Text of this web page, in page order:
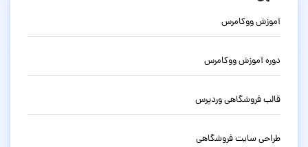
آموزش ووکامرس
دوره آموزش ووکامرس
قالب فروشگاهی وردپرس
طراحی سایت فروشگاهی